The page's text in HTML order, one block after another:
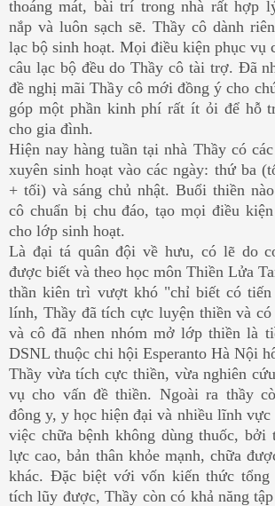
thoáng mát, bài trí trong nhà rất hợp
nắp và luôn sạch sẽ. Thầy cô dành
lạc bộ sinh hoạt. Mọi điều kiện phục vụ
câu lạc bộ đều do Thầy cô tài trợ. Đã
đề nghị mãi Thầy cô mới đồng ý cho
góp một phần kinh phí rất ít ỏi để hỗ
cho gia đình.
Hiện nay hàng tuần tại nhà Thầy có
xuyên sinh hoạt vào các ngày: thứ ba
+ tối) và sáng chủ nhật. Buổi thiền
cô chuẩn bị chu đáo, tạo mọi điều
cho lớp sinh hoạt.
Là đại tá quân đội về hưu, có lẽ do
được biết và theo học môn Thiền Lửa
thần kiên trì vượt khó "chỉ biết có tiến
lính, Thầy đã tích cực luyện thiền và
và cô đã nhen nhóm mở lớp thiền là
DSNL thuộc chi hội Esperanto Hà Nội
Thầy vừa tích cực thiền, vừa nghiên
vụ cho vấn đề thiền. Ngoài ra thầy
đông y, y học hiện đại và nhiều lĩnh vực
việc chữa bệnh không dùng thuốc, bởi
lực cao, bản thân khỏe mạnh, chữa
khác. Đặc biệt với vốn kiến thức tổng
tích lũy được, Thầy còn có khả năng